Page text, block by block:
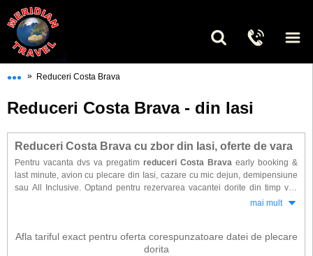
••• » Reduceri Costa Brava
Reduceri Costa Brava - din Iasi
Reduceri Costa Brava cu zbor din Iasi, oferte de vara
Pentru vacanta dvs va pregatim reduceri Costa Brava early booking &
last minute, avion cu plecare din Iasi, cazare cu mic dejun, demipensiune
sau All Inclusive. Optand pentru rezervarea vacantei dorite din timp veti
beneficia de cele mai mari reduceri, preturi promotionale & discounturi
Gasiti la noi o selectie de hoteluri dintre cele mai vandute in ultimii ani.
Doriti sa beneficiati de cele mai bune oferte pentru?
mai mult
Afla tariful exact pentru oferta corespunzatoare datei de plecare
dorita